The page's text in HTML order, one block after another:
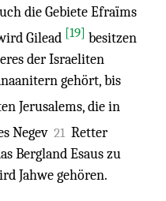
die Gebiete Efraïms
Gilead [19] besitzen
der Israeliten
gehört, bis
Jerusalems, die in
Negev 21 Retter
Bergland Esaus zu
Jahwe gehören.